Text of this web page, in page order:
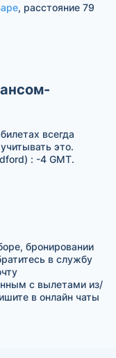
, расстояние 79
всегда
это.
: -4 GMT.
бронировании
в службу
с вылетами из/
в онлайн чаты